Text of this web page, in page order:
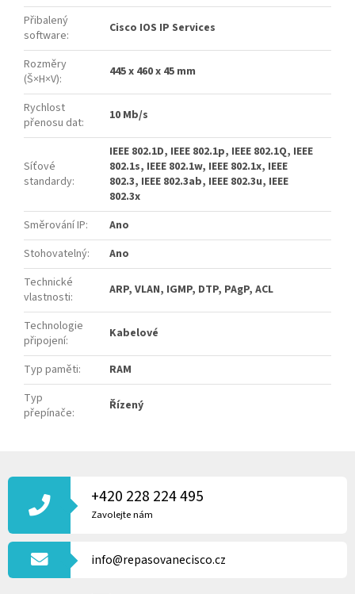
Přibalený
software: Cisco IOS IP Services
Rozměry
(Š×H×V): 445 x 460 x 45 mm
Rychlost
přenosu dat: 10 Mb/s
Síťové
standardy:
IEEE 802.1D, IEEE 802.1p, IEEE 802.1Q, IEEE
802.1s, IEEE 802.1w, IEEE 802.1x, IEEE
802.3, IEEE 802.3ab, IEEE 802.3u, IEEE
802.3x
Směrování IP:
Ano
Stohovatelný:
Ano
Technické
vlastnosti: ARP, VLAN, IGMP, DTP, PAgP, ACL
Technologie
připojení: Kabelové
Typ paměti:
RAM
Typ
přepínače: Řízený
Á
T
+420 228 224 495
Zavolejte nám
info@repasovanecisco.cz